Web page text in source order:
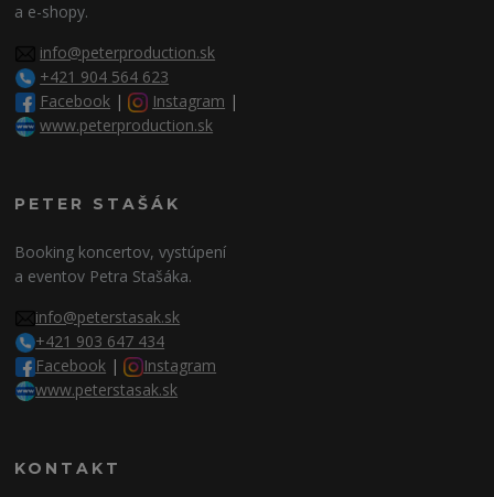
a e-shopy.
info@peterproduction.sk
+421 904 564 623
Facebook | Instagram |
www.peterproduction.sk
PETER STAŠÁK
Booking koncertov, vystúpení
a eventov Petra Stašáka.
info@peterstasak.sk
+421 903 647 434
Facebook |
Instagram
www.peterstasak.sk
KONTAKT